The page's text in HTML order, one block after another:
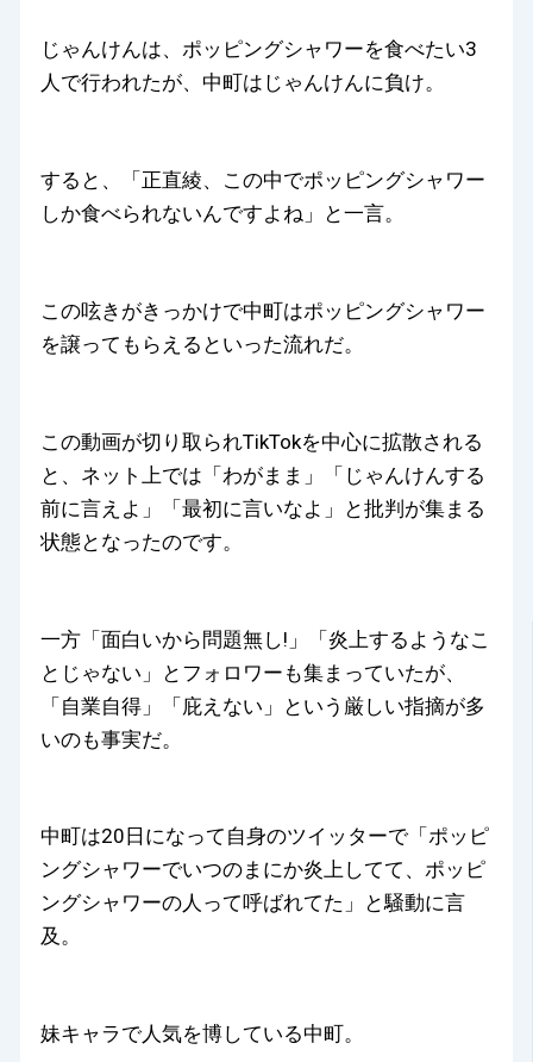
じゃんけんは、ポッピングシャワーを食べたい3
人で行われたが、中町はじゃんけんに負け。
すると、「正直綾、この中でポッピングシャワー
しか食べられないんですよね」と一言。
この呟きがきっかけで中町はポッピングシャワー
を譲ってもらえるといった流れだ。
この動画が切り取られTikTokを中心に拡散される
と、ネット上では「わがまま」「じゃんけんする
前に言えよ」「最初に言いなよ」と批判が集まる
状態となったのです。
一方「面白いから問題無し!」「炎上するようなこ
とじゃない」とフォロワーも集まっていたが、
「自業自得」「庇えない」という厳しい指摘が多
いのも事実だ。
中町は20日になって自身のツイッターで「ポッピ
ングシャワーでいつのまにか炎上してて、ポッピ
ングシャワーの人って呼ばれてた」と騒動に言
及。
妹キャラで人気を博している中町。